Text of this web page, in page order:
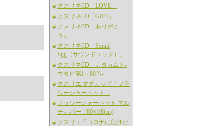
クスリネCD「LOVE」
クスリネCD「GIFT」
クスリネCD「ありがと
う」
クスリネCD「Sound
Egg（サウンドエッグ）」
クスリネCD「カタカムナ-
ウタヒ第1～80首-」
クスリエ マグカップ「フラ
ワーシャーベット」
フラワーシャーベット マル
チカバー（80×100cm)
クスリエ「コロナに負けな